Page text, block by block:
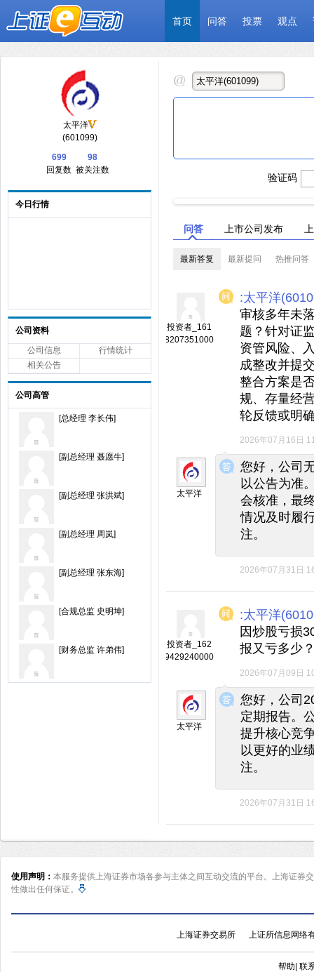
首页 问答 投票 观点
太平洋
(601099)
699
回复数
98
被关注数
今日行情
公司资料
公司信息
行情统计
相关公告
公司高管
[总经理 李长伟]
[副总经理 聂愿牛]
[副总经理 张洪斌]
[副总经理 周岚]
[副总经理 张东海]
[合规总监 史明坤]
[财务总监 许弟伟]
验证码
问答 上市公司发布
最新答复 最新提问 热推问答
投资者_161
8207351000
:太平洋
审核多年未
题？针对证
资管风险、
成整改并提
整合方案是
规、存量经
轮反馈或明
2026年07月16日
◆
◆
太平洋
您好，公司
以公告为准
会核准，最
情况及时履
注。
2026年07月31日
投资者_162
9429240000
:太平洋
因炒股亏损
报又亏多少
2026年07月09日
◆
◆
太平洋
您好，公司
定期报告。
提升核心竞
以更好的业
注。
2026年07月31日
使用声明： 本服务提供上海证券市场各参与主体之间互动交流的平台。上海证券
性做出任何保证。
上海证券交易所 上证所信息网络
帮助 联